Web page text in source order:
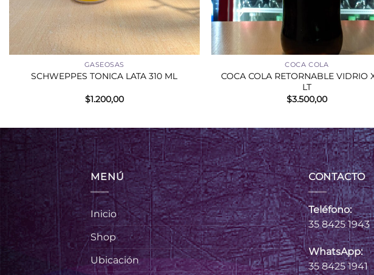
GASEOSAS
SCHWEPPES TONICA LATA 310 ML
$1.200,00
COCA COLA
COCA COLA RETORNABLE VIDRIO
LT
$3.500,00
MENÚ
Inicio
Shop
Ubicación
CONTACTO
Teléfono:
35 8425 1943
WhatsApp:
35 8425 1941